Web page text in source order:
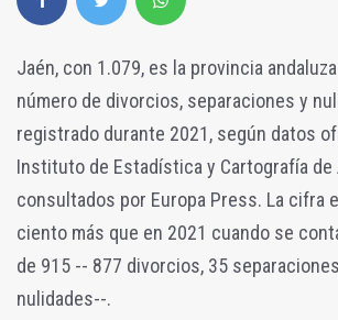
Jaén, con 1.079, es la provincia
número de divorcios, separaciones y
registrado durante 2021, según datos
Instituto de Estadística y Cartografía de
consultados por Europa Press. La cifra
ciento más que en 2021 cuando se
de 915 -- 877 divorcios, 35
nulidades--.